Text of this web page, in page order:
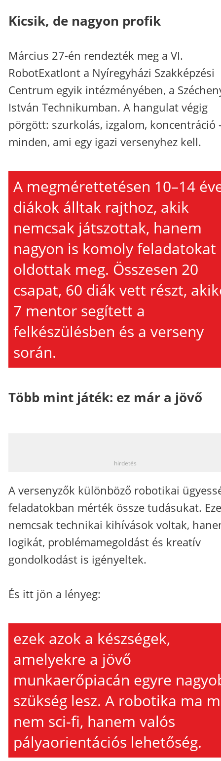
Kicsik, de nagyon profik
Március 27-én rendezték meg a VI.
RobotExatlont a Nyíregyházi Szakképzési
Centrum egyik intézményében, a
István Technikumban. A hangulat végig
pörgött: szurkolás, izgalom, koncentráció
minden, ami egy igazi versenyhez kell.
A megmérettetésen 10–14
diákok álltak rajthoz, akik
nemcsak játszottak, hanem
nagyon is komoly feladatokat
oldottak meg. Összesen 20
csapat, 60 diák vett részt,
7 mentor segített a
felkészülésben és a verseny
során.
Több mint játék: ez már a jövő
hirdetés
A versenyzők különböző robotikai
feladatokban mérték össze tudásukat.
nemcsak technikai kihívások voltak,
logikát, problémamegoldást és kreatív
gondolkodást is igényeltek.
És itt jön a lényeg:
ezek azok a készségek,
amelyekre a jövő
munkaerőpiacán egyre
szükség lesz. A robotika ma
nem sci-fi, hanem valós
pályaorientációs lehetőség.